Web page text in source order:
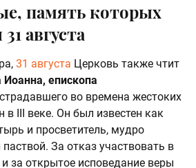
память которых
августа
31 августа Церковь также чтит
епископа
во времена жестоких
в III веке. Он был известен как
и просветитель, мудро
За отказ участвовать в
за открытое исповедание веры